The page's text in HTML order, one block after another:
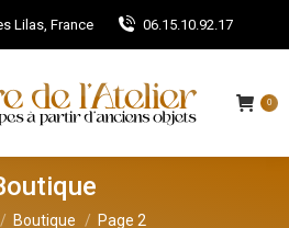
Lilas, France 06.15.10.92.17
0
ici :
Boutique Page 2